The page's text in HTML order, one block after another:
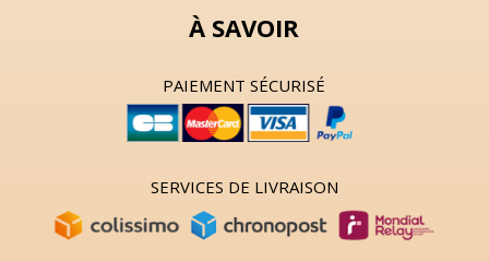
À SAVOIR
PAIEMENT SÉCURISÉ
SERVICES DE LIVRAISON